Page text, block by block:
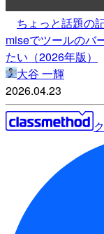
ちょっと話題の
miseでツールのバ
たい（2026年版）
大谷 一輝
2026.04.23